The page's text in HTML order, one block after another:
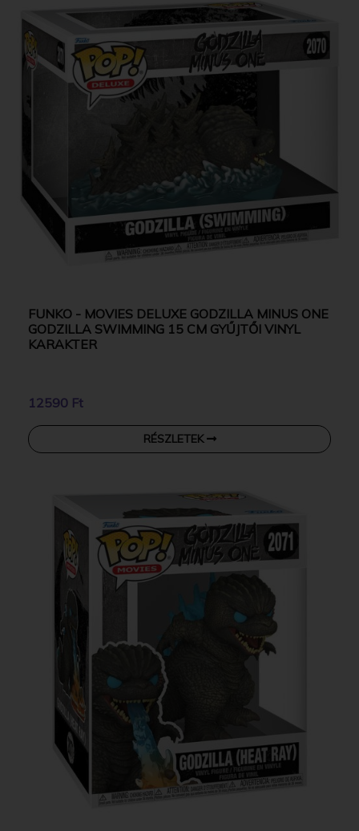
FUNKO - MOVIES DELUXE GODZILLA MINUS ONE
GODZILLA SWIMMING 15 CM GYŰJTŐI VINYL
KARAKTER
12590 Ft
RÉSZLETEK